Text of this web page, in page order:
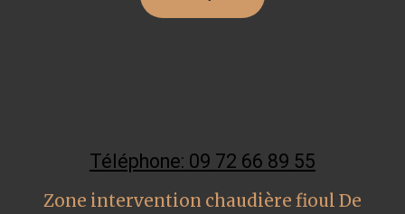
Téléphone: 09 72 66 89 55
Zone intervention chaudière fioul De